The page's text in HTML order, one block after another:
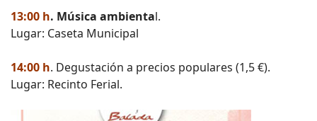
13:00 h. Música ambiental.
Lugar: Caseta Municipal
14:00 h. Degustación a precios populares (1,5 €).
Lugar: Recinto Ferial.